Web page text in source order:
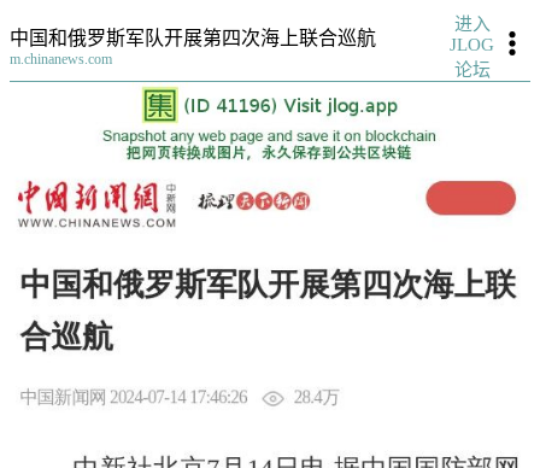
中国和俄罗斯军队开展第四次海上联合巡航
m.chinanews.com
进入
JLOG
论坛